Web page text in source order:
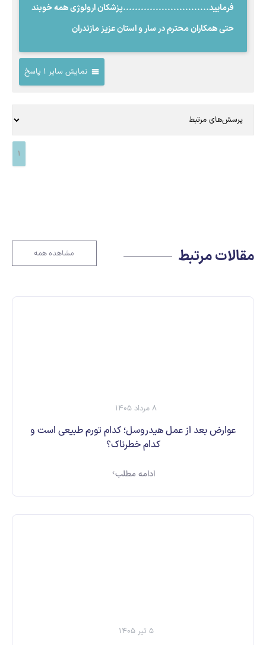
فرماييد.............................پزشکان ارولوژی همه خوبند
حتی همکاران محترم در سار و استان عزیز مازندران
نمایش سایر 1 پاسخ
1
مقالات مرتبط مشاهده همه
8 مرداد 1405
عوارض بعد از عمل هیدروسل؛ کدام تورم طبیعی است و
کدام خطرناک؟
ادامه مطلب
5 تیر 1405